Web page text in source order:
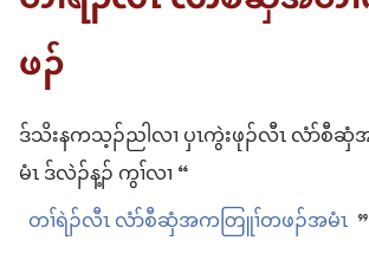
သီ
ဖၣ်
ဒ်သိး​န​က​သ့ၣ်ညါ​လၢ ပှၤကွဲးဖုၣ်လီၤ လံာ်စီ
မံၤ ဒ်လဲၣ်န့ၣ် ကွၢ်​လၢ “
တၢ်ရဲၣ်လီၤ လံာ်စီဆှံ​အကတြူၢ်တဖၣ်​အမံၤ ”